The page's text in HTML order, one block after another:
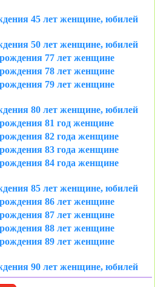
45 лет женщине, юбилей
50 лет женщине, юбилей
77 лет женщине
78 лет женщине
79 лет женщине
80 лет женщине, юбилей
81 год женщине
82 года женщине
83 года женщине
84 года женщине
85 лет женщине, юбилей
86 лет женщине
87 лет женщине
88 лет женщине
89 лет женщине
90 лет женщине, юбилей